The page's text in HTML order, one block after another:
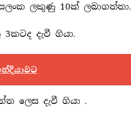
ලකුණු 10ක් ලබාගත්තා.
දැවී ගියා.
ලෙස දැවී ගියා .